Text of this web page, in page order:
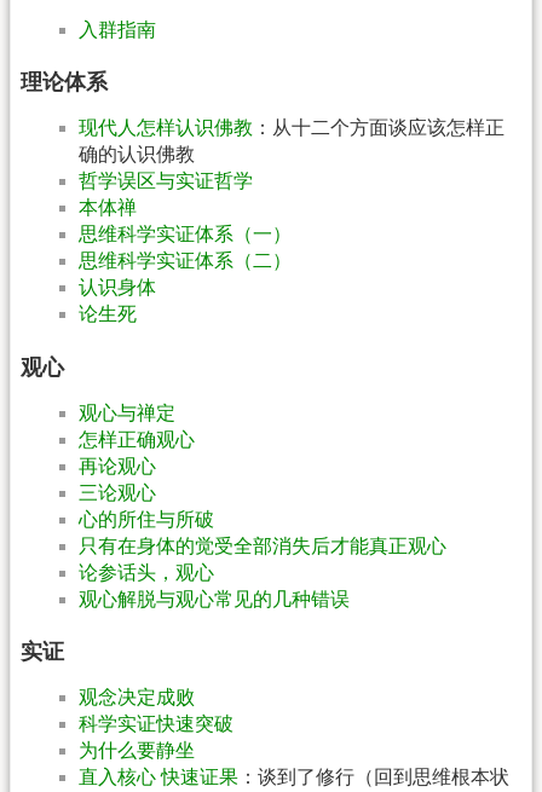
入群指南
理论体系
现代人怎样认识佛教 ：从十二个方面谈应该怎样正
确的认识佛教
哲学误区与实证哲学
本体禅
思维科学实证体系（一）
思维科学实证体系（二）
认识身体
论生死
观心
观心与禅定
怎样正确观心
再论观心
三论观心
心的所住与所破
只有在身体的觉受全部消失后才能真正观心
论参话头，观心
观心解脱与观心常见的几种错误
实证
观念决定成败
科学实证快速突破
为什么要静坐
直入核心 快速证果 ：谈到了修行（回到思维根本状